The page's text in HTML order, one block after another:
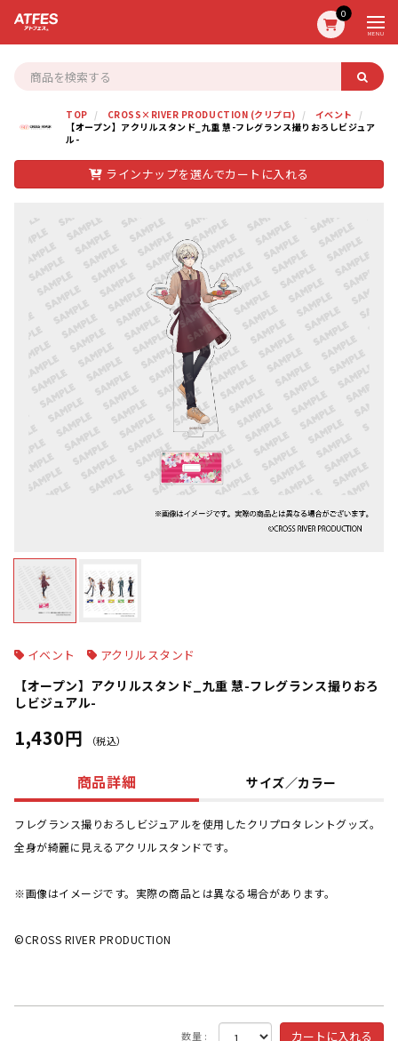
0
MENU
TOP CROSS×RIVER PRODUCTION (クリプロ)
イベント
【オープン】アクリルスタンド_九重 慧-フレグランス撮りおろしビジュア
ル-
ラインナップを選んでカートに入れる
イベント アクリルスタンド
【オープン】アクリルスタンド_九重 慧-フレグランス撮りおろ
しビジュアル-
1,430円 （税込）
商品詳細 サイズ／カラー
フレグランス撮りおろしビジュアルを使用したクリプロタレントグッズ。
全身が綺麗に見えるアクリルスタンドです。
※画像はイメージです。実際の商品とは異なる場合があります。
©CROSS RIVER PRODUCTION
数量 :